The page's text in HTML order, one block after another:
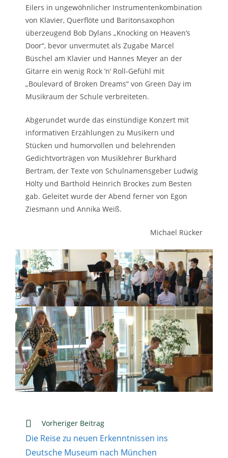
Eilers in ungewöhnlicher Instrumentenkombination
von Klavier, Querflöte und Baritonsaxophon
überzeugend Bob Dylans „Knocking on Heaven’s
Door“, bevor unvermutet als Zugabe Marcel
Büschel am Klavier und Hannes Meyer an der
Gitarre ein wenig Rock ’n‘ Roll-Gefühl mit
„Boulevard of Broken Dreams“ von Green Day im
Musikraum der Schule verbreiteten.
Abgerundet wurde das einstündige Konzert mit
informativen Erzählungen zu Musikern und
Stücken und humorvollen und belehrenden
Gedichtvorträgen von Musiklehrer Burkhard
Bertram, der Texte von Schulnamensgeber Ludwig
Hölty und Barthold Heinrich Brockes zum Besten
gab. Geleitet wurde der Abend ferner von Egon
Ziesmann und Annika Weiß.
Michael Rücker
Weitere
ansehen
Vorheriger Beitrag
Die Reise zu neuen Erkenntnissen ins
Deutsche Museum nach München